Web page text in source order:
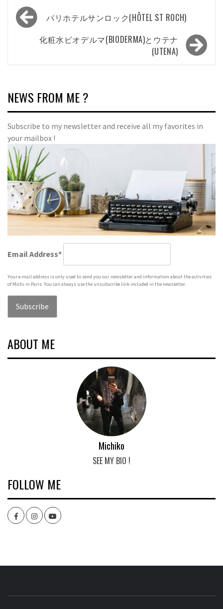
投
稿
ー
シ
ョ
ン
パリホテルサンロック(HÔTEL ST ROCH)
化粧水ビオデルマ(BIODERMA)とウテナ
(UTENA)
NEWS FROM ME ?
Subscribe to my newsletter and receive all my favorites in
your mailbox !
Email Address*
Your e-mail address is only used to send you our newsletter and information about the activities
of Michi in Paris. You can always use the unsubscribe link included in the newsletter.
ABOUT ME
Michiko
SEE MY BIO !
FOLLOW ME
FacebookInstagramyoutube